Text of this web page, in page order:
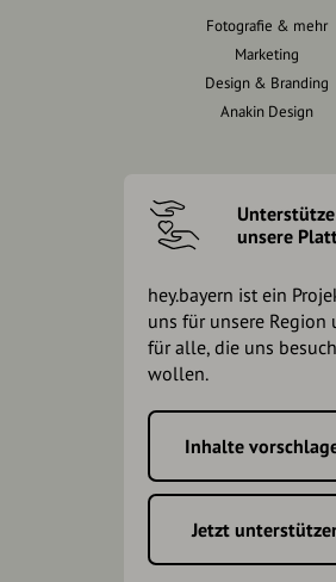
Fotografie & mehr
Marketing
Design & Branding
Anakin Design
Unterstütze
unsere
hey.bayern ist ein
uns für unsere Region
für alle, die uns
wollen.
Inhalte
Jetzt